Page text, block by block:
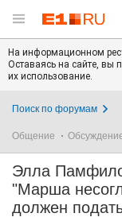
На информационном
Оставаясь на сайте, вы
их использование.
Поиск по форумам
Общение
Элла
"Марша
должен